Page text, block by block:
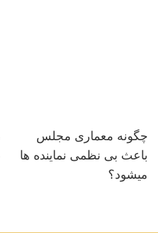
چگونه معماری مجلس
باعث بی نظمی نماینده ها
میشود؟